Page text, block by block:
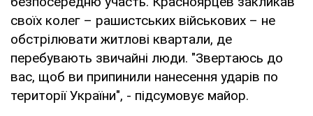
своїх колег – рашистських військових – не
обстрілювати житлові квартали, де
перебувають звичайні люди. "Звертаюсь до
вас, щоб ви припинили нанесення ударів по
території України", - підсумовує майор.